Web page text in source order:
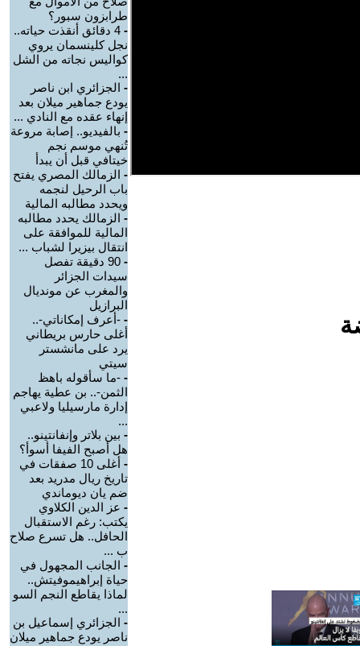
طرابزون سبور؟
-
4 دقائق أنقذت حياته..
نجل كلينسمان يروي
كواليس نجاته من الشل
...
- الجزائري ابن ناصر
يودع جماهير ميلان بعد
إنهاء عقده مع النادي ...
- بالفيديو.. إصابة مروعة
تُنهي موسم نجم
خيتافي قبل أن يبدأ
- الزمالك المصري يفتح
باب الرحيل لنجمه
ويحدد مطالبه المالية
- الزمالك يحدد مطالبه
المالية للموافقة على
انتقال بيزيرا لشباب ...
-
90 دقيقة تفصل
سيدات الجزائر
والمغرب عن مونديال
البرازيل
- -أعرف إمكاناتي-..
أغلى حارس بريطاني
يرد على مانشستر
سيتي
- -ما سأقوله باهظ
الثمن-.. بن عطية يهاجم
إدارة مارسيليا ولاعبي
...
- بين بلاتر وإنفانتينو..
هل أصبح الفيفا أسوأ؟
-
أغلى 10 صفقات في
تاريخ ريال مدريد بعد
ضم يان ديوماندي
- عز الدين الكلاوي
يكتب: رغم الاستقبال
الحافل.. هل تسرع صلاح
ب ...
- الجانب المجهول في
حياة إبراهيموفيتش..
لماذا يقاطع النجم السو
...
- الجزائري إسماعيل بن
ناصر يودع جماهير ميلان